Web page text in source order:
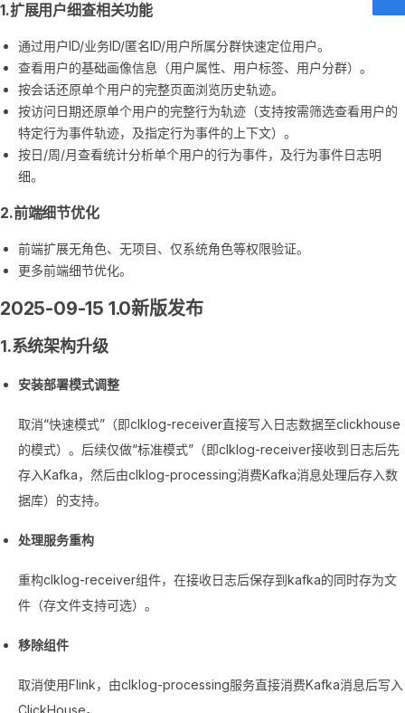
1.扩展用户细查相关功能
通过用户ID/业务ID/匿名ID/用户所属分群快速定位用户。
查看用户的基础画像信息（用户属性、用户标签、用户分群）。
按会话还原单个用户的完整页面浏览历史轨迹。
按访问日期还原单个用户的完整行为轨迹（支持按需筛选查看用户的
特定行为事件轨迹，及指定行为事件的上下文）。
按日/周/月查看统计分析单个用户的行为事件，及行为事件日志明
细。
2.前端细节优化
前端扩展无角色、无项目、仅系统角色等权限验证。
更多前端细节优化。
2025-09-15 1.0新版发布
1.系统架构升级
安装部署模式调整
取消“快速模式”（即clklog-receiver直接写入日志数据至clickhouse
的模式）。后续仅做“标准模式”（即clklog-receiver接收到日志后先
存入Kafka，然后由clklog-processing消费Kafka消息处理后存入数
据库）的支持。
处理服务重构
重构clklog-receiver组件，在接收日志后保存到kafka的同时存为文
件（存文件支持可选）。
移除组件
取消使用Flink，由clklog-processing服务直接消费Kafka消息后写入
ClickHouse。